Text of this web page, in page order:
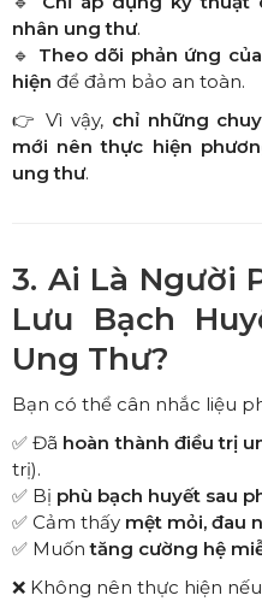
nhân ung thư.
🔹 Theo dõi phản ứng
hiện để đảm bảo an toàn.
👉 Vì vậy, chỉ những
mới nên thực hiện
ung thư.
3. Ai Là Người
Lưu Bạch
Ung Thư?
Bạn có thể cân nhắc liệu
✅ Đã hoàn thành điều trị
trị).
✅ Bị phù bạch huyết sau
✅ Cảm thấy mệt mỏi, đau
✅ Muốntăng cường hệ
❌ Không nên thực hiện